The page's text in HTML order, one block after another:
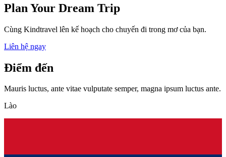
Plan Your Dream Trip
Cùng Kindtravel lên kế hoạch cho chuyến đi trong mơ của bạn.
Liên hệ ngay
Điểm đến
Mauris luctus, ante vitae vulputate semper, magna ipsum luctus ante.
Lào